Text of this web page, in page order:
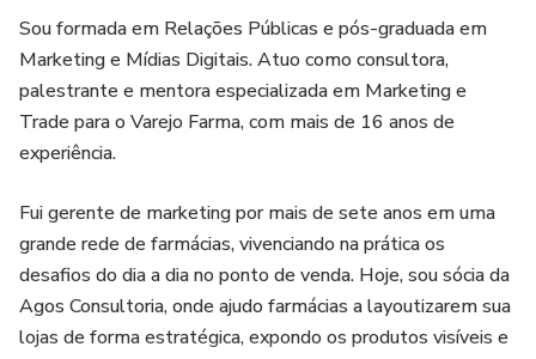
mesmo dia dentro da sua farmácia.
Ideal para donos de farmácia, gestores e equipes que
desejam aumentar o ticket médio, melhorar o giro de
produtos e aproveitar melhor cada espaço da loja sem
precisar investir mais em estrutura ou atrair mais clientes.
Se você quer vender mais com o que já tem, esse
treinamento é para você.
Sou formada em Relações Públicas e pós-graduada em
Marketing e Mídias Digitais. Atuo como consultora,
palestrante e mentora especializada em Marketing e
Trade para o Varejo Farma, com mais de 16 anos de
experiência.
Fui gerente de marketing por mais de sete anos em uma
grande rede de farmácias, vivenciando na prática os
desafios do dia a dia no ponto de venda. Hoje, sou sócia da
Agos Consultoria, onde ajudo farmácias a layoutizarem sua
lojas de forma estratégica, expondo os produtos visíveis e